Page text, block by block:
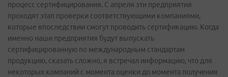
процесс сертифицирования. С апреля эти предприятия
проходят этап проверки соответствующими компаниями,
которые впоследствии смогут проводить сертификацию. Когда
именно наши предприятия будут выпускать
сертифицированную по международным стандартам
продукцию, сказать сложно, я встречал информацию, что для
некоторых компаний с момента оценки до момента получения